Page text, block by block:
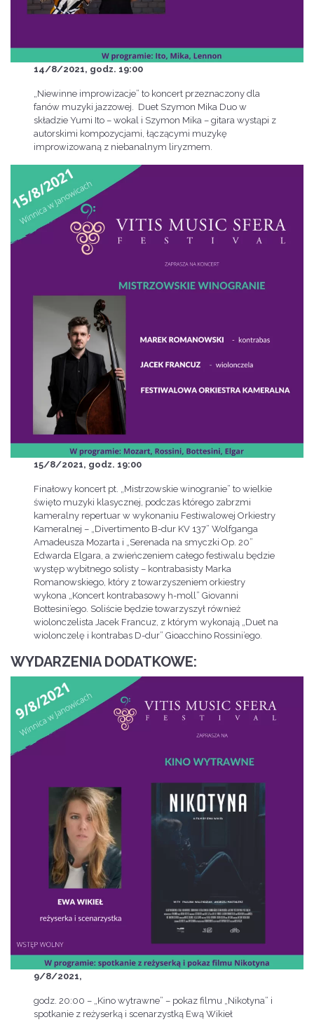
14/8/2021, godz. 19:00
„Niewinne improwizacje” to koncert przeznaczony dla
fanów muzyki jazzowej. Duet Szymon Mika Duo w
składzie Yumi Ito – wokal i Szymon Mika – gitara wystąpi z
autorskimi kompozycjami, łączącymi muzykę
improwizowaną z niebanalnym liryzmem.
15/8/2021, godz. 19:00
Finałowy koncert pt. „Mistrzowskie winogranie” to wielkie
święto muzyki klasycznej, podczas którego zabrzmi
kameralny repertuar w wykonaniu Festiwalowej Orkiestry
Kameralnej – „Divertimento B-dur KV 137” Wolfganga
Amadeusza Mozarta i „Serenada na smyczki Op. 20”
Edwarda Elgara, a zwieńczeniem całego festiwalu będzie
występ wybitnego solisty – kontrabasisty Marka
Romanowskiego, który z towarzyszeniem orkiestry
wykona „Koncert kontrabasowy h-moll” Giovanni
Bottesini’ego. Soliście będzie towarzyszył również
wiolonczelista Jacek Francuz, z którym wykonają „Duet na
wiolonczelę i kontrabas D-dur” Gioacchino Rossini’ego.
WYDARZENIA DODATKOWE:
9/8/2021,
godz. 20:00 – „Kino wytrawne” – pokaz filmu „Nikotyna” i
spotkanie z reżyserką i scenarzystką Ewą Wikieł